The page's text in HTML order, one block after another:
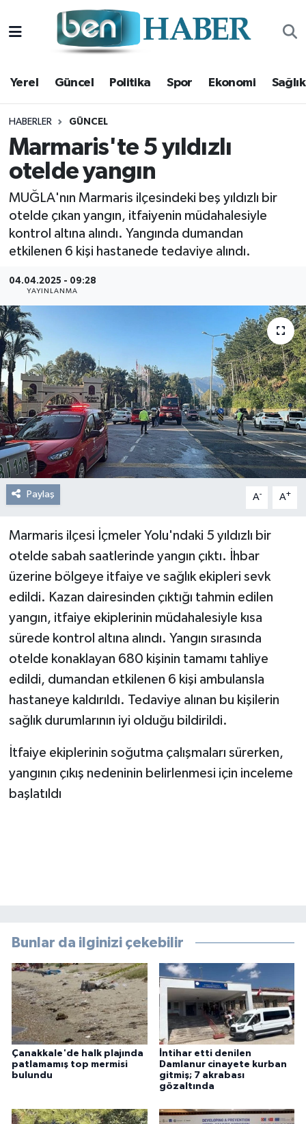
Yerel Güncel Politika Spor Ekonomi Sağlık
HABERLER GÜNCEL
Marmaris'te 5 yıldızlı
otelde yangın
MUĞLA'nın Marmaris ilçesindeki beş yıldızlı bir
otelde çıkan yangın, itfaiyenin müdahalesiyle
kontrol altına alındı. Yangında dumandan
etkilenen 6 kişi hastanede tedaviye alındı.
04.04.2025 - 09:28
YAYINLANMA
Paylaş A- A+
Marmaris ilçesi İçmeler Yolu'ndaki 5 yıldızlı bir
otelde sabah saatlerinde yangın çıktı. İhbar
üzerine bölgeye itfaiye ve sağlık ekipleri sevk
edildi. Kazan dairesinden çıktığı tahmin edilen
yangın, itfaiye ekiplerinin müdahalesiyle kısa
sürede kontrol altına alındı. Yangın sırasında
otelde konaklayan 680 kişinin tamamı tahliye
edildi, dumandan etkilenen 6 kişi ambulansla
hastaneye kaldırıldı. Tedaviye alınan bu kişilerin
sağlık durumlarının iyi olduğu bildirildi.
İtfaiye ekiplerinin soğutma çalışmaları sürerken,
yangının çıkış nedeninin belirlenmesi için inceleme
başlatıldı
Bunlar da ilginizi çekebilir
Çanakkale'de halk plajında
patlamamış top mermisi
bulundu
İntihar etti denilen
Damlanur cinayete kurban
gitmiş; 7 akrabası
gözaltında
Yerel
Güncel
Politika
Spor
Ekonomi
Sağlık
Magazin
Kültür Sanat
Resmi Reklam
Röportajlar
Hava Durumu
Trafik Durumu
Süper Lig Puan Durumu ve Fikstür
Tüm Manşetler
Son Dakika Haberleri
Haber Arşivi